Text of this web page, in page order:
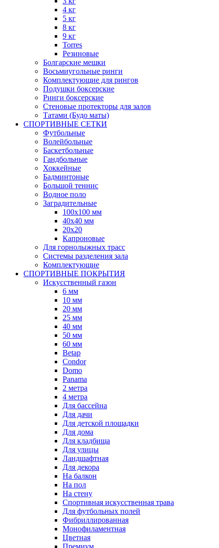
4 кг
5 кг
8 кг
9 кг
Torres
Резиновые
Болгарские мешки
Восьмиугольные ринги
Комплектующие для рингов
Подушки боксерские
Ринги боксерские
Стеновые протекторы для залов
Татами (Будо маты)
СПОРТИВНЫЕ СЕТКИ
Футбольные
Волейбольные
Баскетбольные
Гандбольные
Хоккейные
Бадминтоные
Большой теннис
Водное поло
Заградительные
100х100 мм
40х40 мм
20х20
Капроновые
Для горнолыжных трасс
Системы разделения зала
Комплектующие
СПОРТИВНЫЕ ПОКРЫТИЯ
Искусственный газон
6 мм
10 мм
20 мм
25 мм
40 мм
50 мм
60 мм
Betap
Condor
Domo
Panama
2 метра
4 метра
Для бассейна
Для дачи
Для детской площадки
Для дома
Для кладбища
Для улицы
Ландшафтная
Для декора
На балкон
На пол
На стену
Спортивная искусственная трава
Для футбольных полей
Фибриллированная
Монофиламентная
Цветная
Премиум